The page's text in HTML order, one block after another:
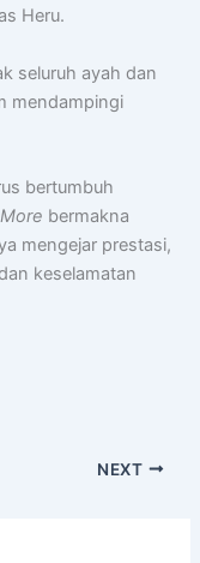
Heru.
seluruh ayah dan
mendampingi
bertumbuh
bermakna
mengejar prestasi,
keselamatan
NEXT